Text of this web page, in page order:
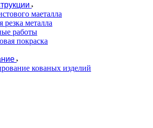
маеталла
резка металла
работы
покраска
кованых изделий